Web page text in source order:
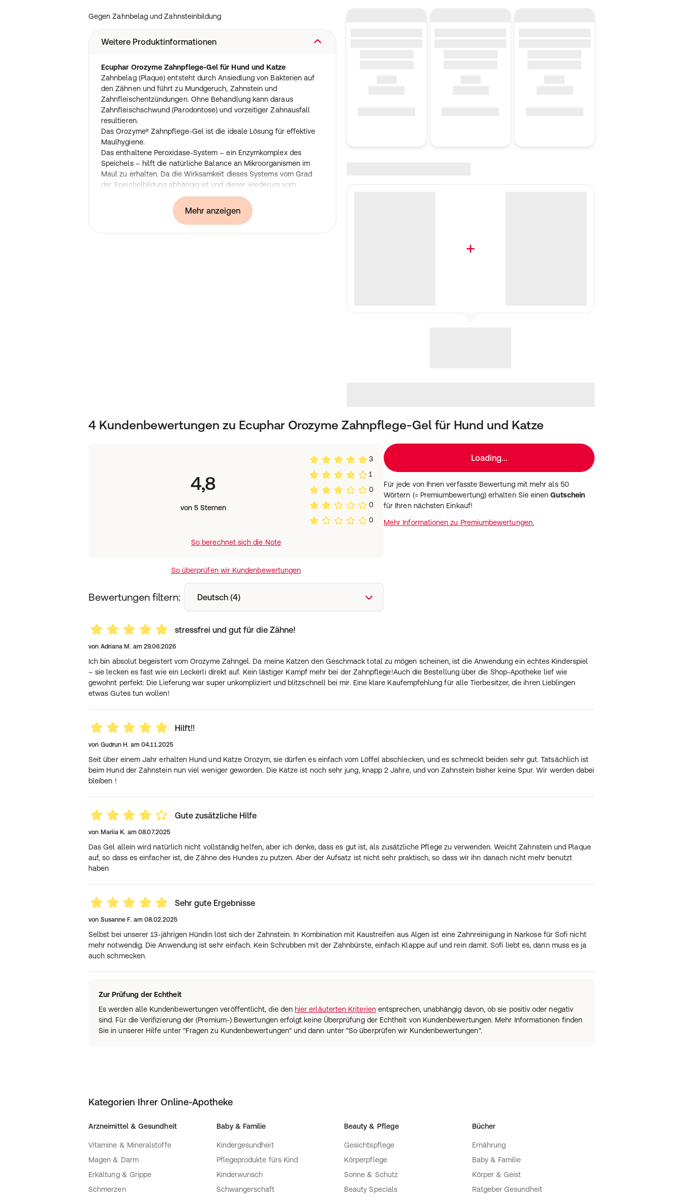
Gegen Zahnbelag und Zahnsteinbildung
Weitere Produktinformationen
Ecuphar Orozyme Zahnpflege-Gel für Hund und Katze
Zahnbelag (Plaque) entsteht durch Ansiedlung von Bakterien auf
den Zähnen und führt zu Mundgeruch, Zahnstein und
Zahnfleischentzündungen. Ohne Behandlung kann daraus
Zahnfleischschwund (Parodontose) und vorzeitiger Zahnausfall
resultieren.
Das Orozyme® Zahnpflege-Gel ist die ideale Lösung für effektive
Maulhygiene.
Das enthaltene Peroxidase-System – ein Enzymkomplex des
Speichels – hilft die natürliche Balance an Mikroorganismen im
Maul zu erhalten. Da die Wirksamkeit dieses Systems vom Grad
der Speichelbildung abhängig ist und dieser wiederum vom
allgemeinen Gesundheitszustand, der Fütterung und dem Alter
beeinflusst wird, ist es sinnvoll, das Peroxidase-System ergänzend
Orozyme® Zahnpflege-Gel enthält weiterhin einen
Mehr anzeigen
4 Kundenbewertungen zu Ecuphar Orozyme Zahnpflege-Gel für Hund und Katze
4,8
von 5 Sternen
3
1
0
0
0
So berechnet sich die Note
So überprüfen wir Kundenbewertungen
Bewertungen filtern: Deutsch (4)
Loading...
Für jede von Ihnen verfasste Bewertung mit mehr als 50
Wörtern (= Premiumbewertung) erhalten Sie einenGutschein
für Ihren nächsten Einkauf!
Mehr Informationen zu Premiumbewertungen.
stressfrei und gut für die Zähne!
von Adriana M. am 29.06.2026
Ich bin absolut begeistert vom Orozyme Zahngel. Da meine Katzen den Geschmack total zu mögen scheinen, ist die Anwendung ein echtes Kinderspiel
– sie lecken es fast wie ein Leckerli direkt auf. Kein lästiger Kampf mehr bei der Zahnpflege! ​Auch die Bestellung über die Shop-Apotheke lief wie
gewohnt perfekt: Die Lieferung war super unkompliziert und blitzschnell bei mir. Eine klare Kaufempfehlung für alle Tierbesitzer, die ihren Lieblingen
etwas Gutes tun wollen!
Hilft!!
von Gudrun H. am 04.11.2025
Seit über einem Jahr erhalten Hund und Katze Orozym, sie dürfen es einfach vom Löffel abschlecken, und es schmeckt beiden sehr gut. Tatsächlich ist
beim Hund der Zahnstein nun viel weniger geworden. Die Katze ist noch sehr jung, knapp 2 Jahre, und von Zahnstein bisher keine Spur. Wir werden dabei
bleiben !
Gute zusätzliche Hilfe
von Mariia K. am 08.07.2025
Das Gel allein wird natürlich nicht vollständig helfen, aber ich denke, dass es gut ist, als zusätzliche Pflege zu verwenden. Weicht Zahnstein und Plaque
auf, so dass es einfacher ist, die Zähne des Hundes zu putzen. Aber der Aufsatz ist nicht sehr praktisch, so dass wir ihn danach nicht mehr benutzt
haben
Sehr gute Ergebnisse
von Susanne F. am 08.02.2025
Selbst bei unserer 13-jährigen Hündin löst sich der Zahnstein. In Kombination mit Kaustreifen aus Algen ist eine Zahnreinigung in Narkose für Sofi nicht
mehr notwendig. Die Anwendung ist sehr einfach. Kein Schrubben mit der Zahnbürste, einfach Klappe auf und rein damit. Sofi liebt es, dann muss es ja
auch schmecken.
Zur Prüfung der Echtheit
Es werden alle Kundenbewertungen veröffentlicht, die den hier erläuterten Kriterienentsprechen, unabhängig davon, ob sie positiv oder negativ
sind. Für die Verifizierung der (Premium-) Bewertungen erfolgt keine Überprüfung der Echtheit von Kundenbewertungen. Mehr Informationen finden
Sie in unserer Hilfe unter "Fragen zu Kundenbewertungen" und dann unter "So überprüfen wir Kundenbewertungen".
Kategorien Ihrer Online-Apotheke
Arzneimittel & Gesundheit
Vitamine & Mineralstoffe
Magen & Darm
Erkältung & Grippe
Schmerzen
Baby & Familie
Kindergesundheit
Pflegeprodukte fürs Kind
Kinderwunsch
Schwangerschaft
Beauty & Pflege
Gesichtspflege
Körperpflege
Sonne & Schutz
Beauty Specials
Bücher
Ernährung
Baby & Familie
Körper & Geist
Ratgeber Gesundheit